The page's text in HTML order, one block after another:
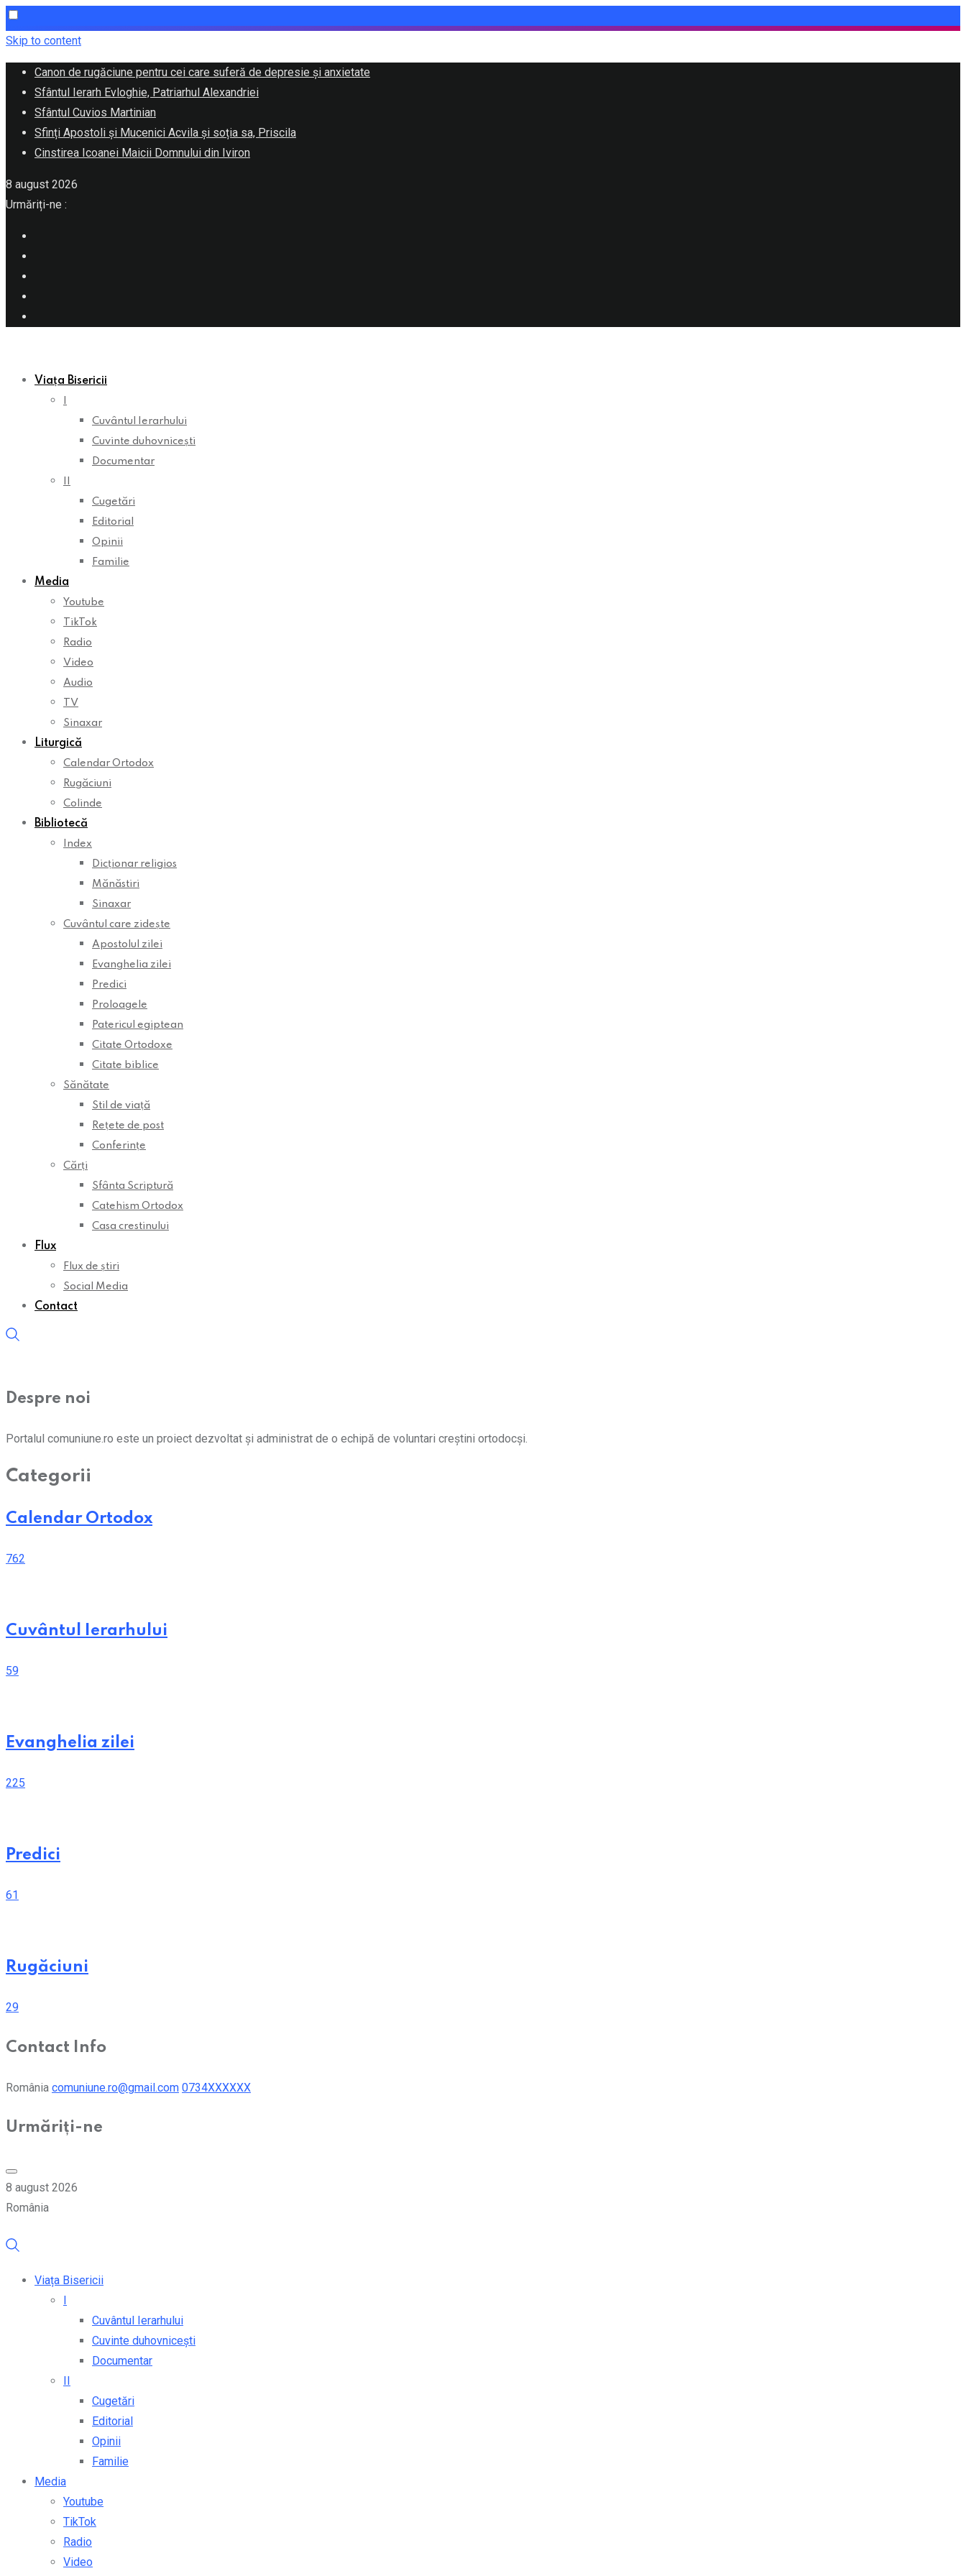
Skip to content
Canon de rugăciune pentru cei care suferă de depresie și anxietate
Sfântul Ierarh Evloghie, Patriarhul Alexandriei
Sfântul Cuvios Martinian
Sfinți Apostoli și Mucenici Acvila și soția sa, Priscila
Cinstirea Icoanei Maicii Domnului din Iviron
8 august 2026
Urmăriți-ne :
Viața Bisericii
Cuvântul Ierarhului
Cuvinte duhovnicești
Documentar
Cugetări
Editorial
Opinii
Familie
Media
Youtube
TikTok
Radio
Video
Audio
TV
Sinaxar
Liturgică
Calendar Ortodox
Rugăciuni
Colinde
Bibliotecă
Index
Dicționar religios
Mănăstiri
Sinaxar
Cuvântul care zidește
Apostolul zilei
Evanghelia zilei
Predici
Proloagele
Patericul egiptean
Citate Ortodoxe
Citate biblice
Sănătate
Stil de viață
Rețete de post
Conferințe
Cărți
Sfânta Scriptură
Catehism Ortodox
Casa crestinului
Flux
Flux de știri
Social Media
Contact
Despre noi
Portalul comuniune.ro este un proiect dezvoltat și administrat de o echipă de voluntari creștini ortodocși.
Categorii
Calendar Ortodox
762
Cuvântul Ierarhului
59
Evanghelia zilei
225
Predici
61
Rugăciuni
29
Contact Info
România comuniune.ro@gmail.com 0734XXXXXX
Urmăriți-ne
8 august 2026
România
Viața Bisericii
Cuvântul Ierarhului
Cuvinte duhovnicești
Documentar
Cugetări
Editorial
Opinii
Familie
Media
Youtube
TikTok
Radio
Video